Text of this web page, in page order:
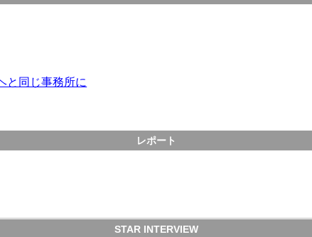
と同じ事務所に
レポート
STAR INTERVIEW